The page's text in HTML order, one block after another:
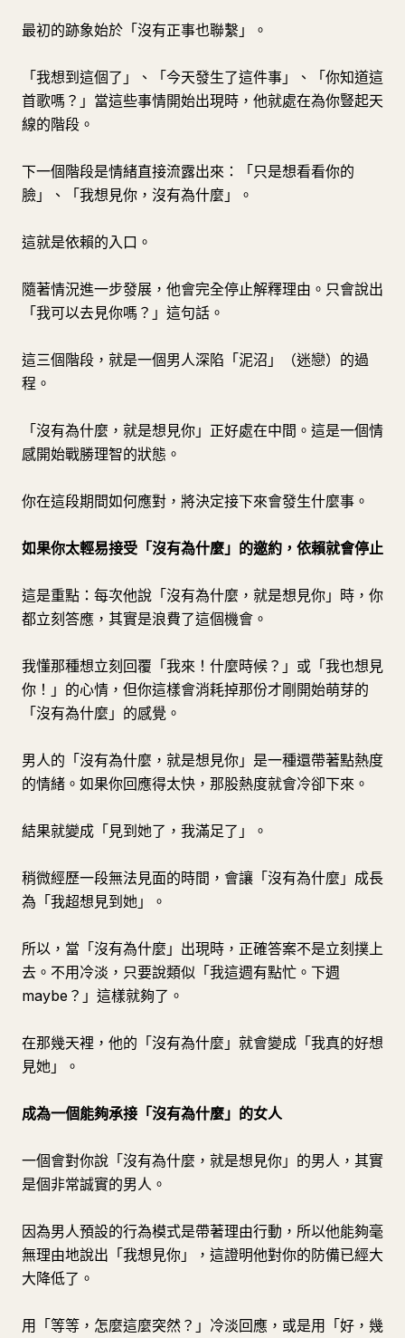
最初的跡象始於「沒有正事也聯繫」。
「我想到這個了」、「今天發生了這件事」、「你知道這
首歌嗎？」當這些事情開始出現時，他就處在為你豎起天
線的階段。
下一個階段是情緒直接流露出來：「只是想看看你的
臉」、「我想見你，沒有為什麼」。
這就是依賴的入口。
隨著情況進一步發展，他會完全停止解釋理由。只會說出
「我可以去見你嗎？」這句話。
這三個階段，就是一個男人深陷「泥沼」（迷戀）的過
程。
「沒有為什麼，就是想見你」正好處在中間。這是一個情
感開始戰勝理智的狀態。
你在這段期間如何應對，將決定接下來會發生什麼事。
如果你太輕易接受「沒有為什麼」的邀約，依賴就會停止
這是重點：每次他說「沒有為什麼，就是想見你」時，你
都立刻答應，其實是浪費了這個機會。
我懂那種想立刻回覆「我來！什麼時候？」或「我也想見
你！」的心情，但你這樣會消耗掉那份才剛開始萌芽的
「沒有為什麼」的感覺。
男人的「沒有為什麼，就是想見你」是一種還帶著點熱度
的情緒。如果你回應得太快，那股熱度就會冷卻下來。
結果就變成「見到她了，我滿足了」。
稍微經歷一段無法見面的時間，會讓「沒有為什麼」成長
為「我超想見到她」。
所以，當「沒有為什麼」出現時，正確答案不是立刻撲上
去。不用冷淡，只要說類似「我這週有點忙。下週
maybe？」這樣就夠了。
在那幾天裡，他的「沒有為什麼」就會變成「我真的好想
見她」。
成為一個能夠承接「沒有為什麼」的女人
一個會對你說「沒有為什麼，就是想見你」的男人，其實
是個非常誠實的男人。
因為男人預設的行為模式是帶著理由行動，所以他能夠毫
無理由地說出「我想見你」，這證明他對你的防備已經大
大降低了。
用「等等，怎麼這麼突然？」冷淡回應，或是用「好，幾